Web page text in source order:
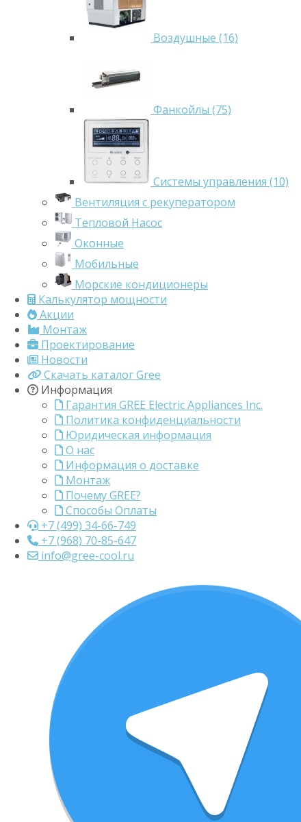
Воздушные (16)
Фанкойлы (75)
Системы управления (10)
Вентиляция с рекуператором
Тепловой Насос
Оконные
Мобильные
Морские кондиционеры
Калькулятор мощности
Акции
Монтаж
Проектирование
Новости
Скачать каталог Gree
Информация
Гарантия GREE Electric Appliances Inc.
Политика конфиденциальности
Юридическая информация
О нас
Информация о доставке
Монтаж
Почему GREE?
Способы Оплаты
+7 (499) 34-66-749
+7 (968) 70-85-647
info@gree-cool.ru